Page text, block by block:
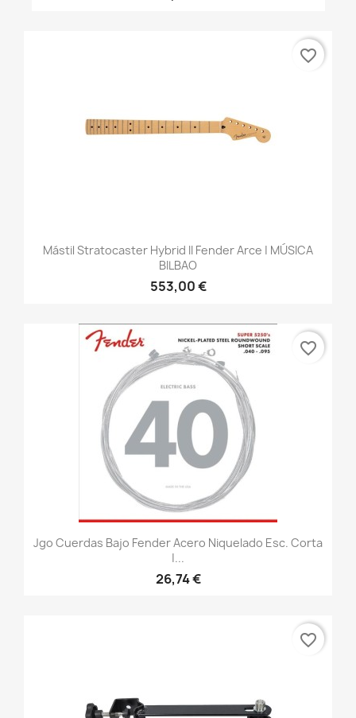
Mástil Stratocaster Hybrid II Fender Arce | MÚSICA
BILBAO
553,00 €
favorite_border
Jgo Cuerdas Bajo Fender Acero Niquelado Esc. Corta
|...
26,74 €
favorite_border
favorite_border